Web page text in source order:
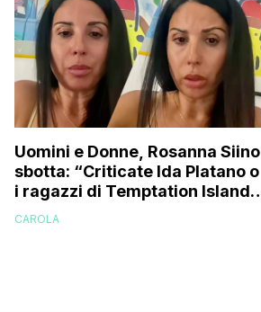
Uomini e Donne, Rosanna Siino
sbotta: “Criticate Ida Platano o
i ragazzi di Temptation Island
perché vi rode il cul* che…”
CAROLA